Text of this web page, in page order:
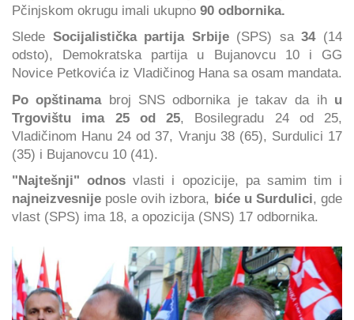
Pčinjskom okrugu imali ukupno 90 odbornika.
Slede Socijalistička partija Srbije (SPS) sa34 (14
odsto), Demokratska partija u Bujanovcu 10 i GG
Novice Petkovića iz Vladičinog Hana sa osam mandata.
Po opštinamabroj SNS odbornika je takav da ih u
Trgovištu ima 25 od 25, Bosilegradu 24 od 25,
Vladičinom Hanu 24 od 37, Vranju 38 (65), Surdulici 17
(35) i Bujanovcu 10 (41).
"Najtešnji" odnosvlasti i opozicije, pa samim tim i
najneizvesnije posle ovih izbora, biće u Surdulici, gde
vlast (SPS) ima 18, a opozicija (SNS) 17 odbornika.